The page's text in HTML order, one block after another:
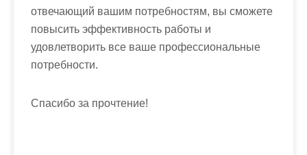
отвечающий вашим потребностям, вы сможете
повысить эффективность работы и
удовлетворить все ваше профессиональные
потребности.
Спасибо за прочтение!